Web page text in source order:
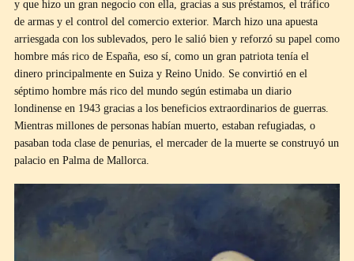
y que hizo un gran negocio con ella, gracias a sus préstamos, el tráfico
de armas y el control del comercio exterior. March hizo una apuesta
arriesgada con los sublevados, pero le salió bien y reforzó su papel como
hombre más rico de España, eso sí, como un gran patriota tenía el
dinero principalmente en Suiza y Reino Unido. Se convirtió en el
séptimo hombre más rico del mundo según estimaba un diario
londinense en 1943 gracias a los beneficios extraordinarios de guerras.
Mientras millones de personas habían muerto, estaban refugiadas, o
pasaban toda clase de penurias, el mercader de la muerte se construyó un
palacio en Palma de Mallorca.